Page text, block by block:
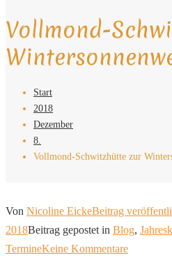
Vollmond-
Start
2018
Dezember
8.
Vollmond-Schwitzhütte zur
Von Nicoline EickeBeitrag
2018Beitrag gepostet in Blog,
TermineKeine Kommentarezu